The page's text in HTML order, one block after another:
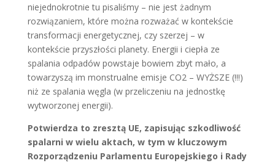
niejednokrotnie tu pisaliśmy – nie jest żadnym
rozwiązaniem, które można rozważać w kontekście
transformacji energetycznej, czy szerzej – w
kontekście przyszłości planety. Energii i ciepła ze
spalania odpadów powstaje bowiem zbyt mało, a
towarzyszą im monstrualne emisje CO2 – WYŻSZE (!!!)
niż ze spalania węgla (w przeliczeniu na jednostkę
wytworzonej energii).
Potwierdza to zresztą UE, zapisując szkodliwość
spalarni w wielu aktach, w tym w kluczowym
Rozporządzeniu Parlamentu Europejskiego i Rady